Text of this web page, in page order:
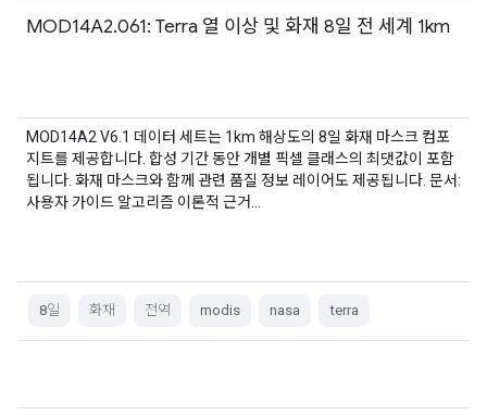
MOD14A2.061: Terra 열 이상 및 화재 8일 전 세계 1km
MOD14A2 V6.1 데이터 세트는 1km 해상도의 8일 화재 마스크 컴포
지트를 제공합니다. 합성 기간 동안 개별 픽셀 클래스의 최댓값이 포함
됩니다. 화재 마스크와 함께 관련 품질 정보 레이어도 제공됩니다. 문서:
사용자 가이드 알고리즘 이론적 근거…
8일 화재 전역 modis nasa terra